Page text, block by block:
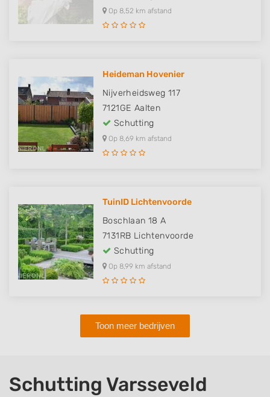
Op 8,52 km afstand
Heideman Hovenier
Nijverheidsweg 117
7121GE Aalten
Schutting
Op 8,69 km afstand
TuinID Lichtenvoorde
Boschlaan 18 A
7131RB Lichtenvoorde
Schutting
Op 8,99 km afstand
Toon meer bedrijven
Schutting Varsseveld